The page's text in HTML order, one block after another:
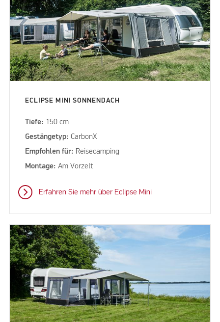
ECLIPSE MINI SONNENDACH
Tiefe: 150 cm
Gestängetyp:CarbonX
Empfohlen für: Reisecamping
Montage:Am Vorzelt
Erfahren Sie mehr über Eclipse Mini